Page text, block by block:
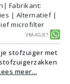
| Fabrikant:
| Alternatief |
microfilter
Vraagje?
stofzuiger met
meer...